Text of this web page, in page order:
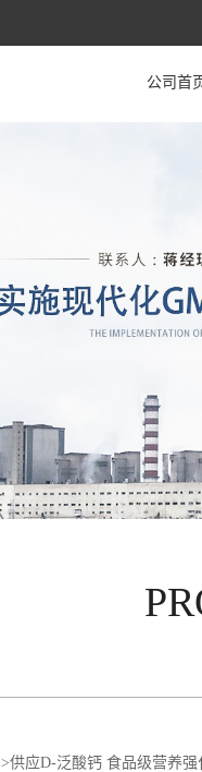
公司首
>供应D-泛酸钙 食品级营养